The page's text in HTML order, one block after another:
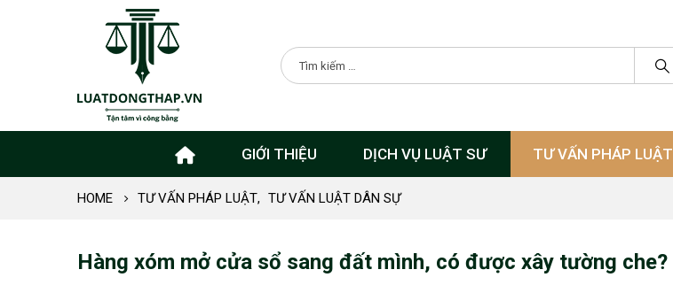
GIỚI THIỆU DỊCH VỤ LUẬT SƯ TƯ VẤN PHÁP LUẬT
HOME TƯ VẤN PHÁP LUẬT, TƯ VẤN LUẬT DÂN SỰ
Hàng xóm mở cửa sổ sang đất mình, có được xây tường che?